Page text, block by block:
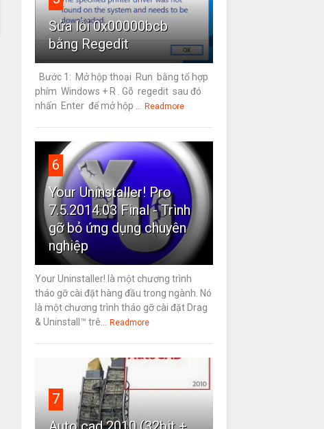
Sửa lỗi 0x00000bcb
bằng Regedit
Bước 1: Mở hộp thoại Run bằng tổ hợp
phím Windows + R . Gõ regedit sau đó
nhấn Enter để mở hộp ... Readmore
6
Your Uninstaller! Pro
7.5.2014.03 Final - Trình
gỡ bỏ ứng dụng chuyên
nghiệp
Your Uninstaller! là một chương trình
tháo gỡ cài đặt hàng đầu trong ngành. Nó
là một chương trình tháo gỡ cài đặt Drag
& Uninstall™ trê... Readmore
7